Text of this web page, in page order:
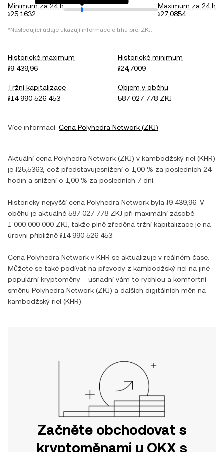
Minimum za 24 h
៛25,1632
Maximum za 24 h
៛27,0854
*Následující údaje ukazují informace o trhu pro: ZKJ.
Historické maximum
៛9 439,96
Historické minimum
៛24,7009
Tržní kapitalizace
៛14 990 526 453
Objem v oběhu
587 027 778 ZKJ
Více informací: Cena Polyhedra Network (ZKJ)
Aktuální cena Polyhedra Network (ZKJ) v kambodžský riel (KHR)
je ៛25,5363 , což představujesníženío 1,00 % za posledních 24
hodin a sníženío 1,00 % za posledních 7 dní.
Historicky nejvyšší cena Polyhedra Network byla ៛9 439,96 . V
oběhu je aktuálně 587 027 778 ZKJ při maximální zásobě
1 000 000 000 ZKJ , takže plně zředěná tržní kapitalizace je na
úrovni přibližně ៛14 990 526 453
Cena Polyhedra Network v KHR se aktualizuje v reálném čase.
Můžete se také podívat na převody z kambodžský riel na jiné
populární kryptoměny – usnadní vám to rychlou a komfortní
směnu Polyhedra Network (ZKJ) a dalších digitálních měn na
kambodžský riel (KHR).
Začněte obchodovat s
kryptoměnami u OKX s